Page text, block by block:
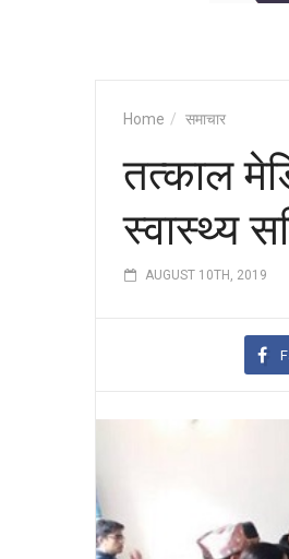
Home समाचार
तत्काल
स्वास्थ्य
AUGUST 10TH, 2019